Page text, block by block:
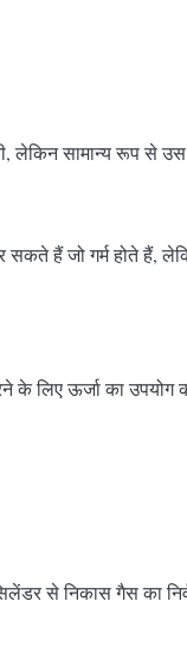
लेकिन सामान्य रूप से
सकते हैं जो गर्म होते
लिए ऊर्जा का उपयोग
से निकास गैस का